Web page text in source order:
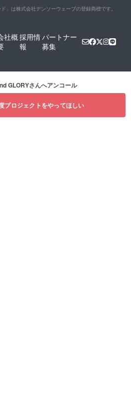
ド」は株式会社デンソーウェーブの登録商標です。
社概採用情
報
パートナー
募集
GLORYさんへアンコール
プロジェクトをやってほしい